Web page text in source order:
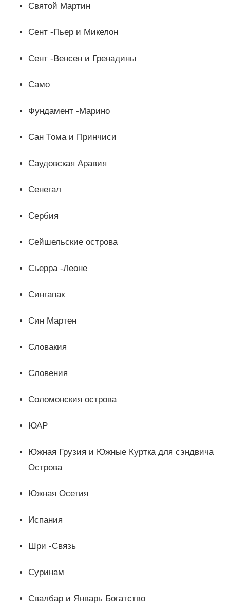
Святой Мартин
Сент -Пьер и Микелон
Сент -Венсен и Гренадины
Само
Фундамент -Марино
Сан Тома и Принчиси
Саудовская Аравия
Сенегал
Сербия
Сейшельские острова
Сьерра -Леоне
Сингапак
Син Мартен
Словакия
Словения
Соломонския острова
ЮАР
Южная Грузия и Южные Куртка для сэндвича
Острова
Южная Осетия
Испания
Шри -Связь
Суринам
Свалбар и Январь Богатство